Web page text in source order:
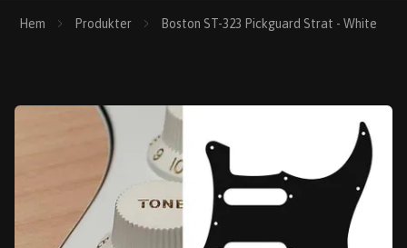
Hem Produkter Boston ST-323 Pickguard Strat - White